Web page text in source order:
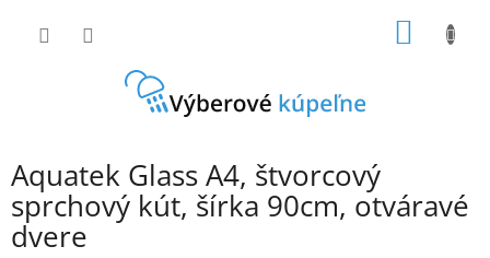
Aquatek Glass A4, štvorcový
sprchový kút, šírka 90cm, otváravé
dvere